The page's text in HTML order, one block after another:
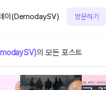
이(DemodaySV) 방문하기
의 모든 포스트